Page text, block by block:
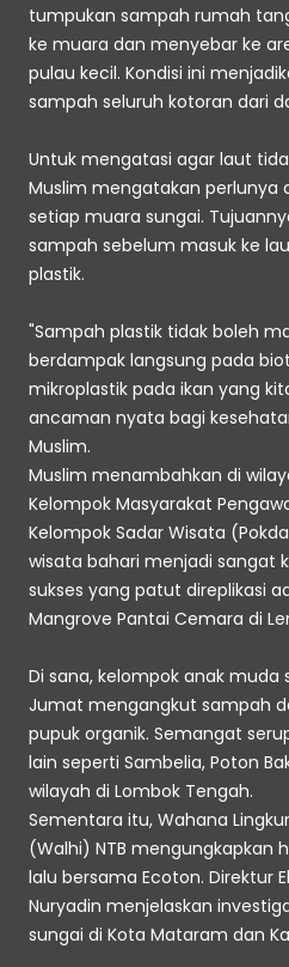
tumpukan sampah rumah
ke muara dan menyebar ke
pulau kecil. Kondisi ini
sampah seluruh kotoran dari
Untuk mengatasi agar laut
Muslim mengatakan perlunya
setiap muara sungai.
sampah sebelum masuk ke
plastik.
"Sampah plastik tidak boleh
berdampak langsung pada
mikroplastik pada ikan yang
ancaman nyata bagi
Muslim.
Muslim menambahkan di
Kelompok Masyarakat
Kelompok Sadar Wisata
wisata bahari menjadi sangat
sukses yang patut direplikasi
Mangrove Pantai Cemara di
Di sana, kelompok anak
Jumat mengangkut sampah
pupuk organik. Semangat
lain seperti Sambelia, Poton
wilayah di Lombok Tengah.
Sementara itu, Wahana
(Walhi) NTB mengungkapkan
lalu bersama Ecoton. Direktur
Nuryadin menjelaskan
sungai di Kota Mataram dan